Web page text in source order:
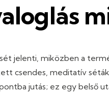
jelenti, miközben a
csendes, meditatív
jutás; ez egy belső